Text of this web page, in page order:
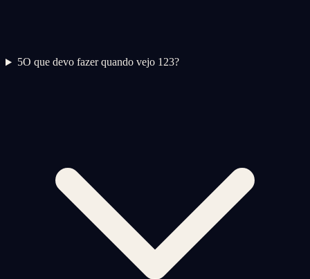
5O que devo fazer quando vejo 123?